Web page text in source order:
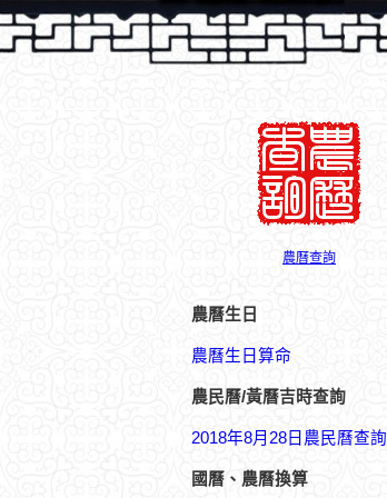
農曆查詢
農曆生日
農曆生日算命
農民曆/黃曆吉時查詢
2018年8月28日農民曆查詢
國曆、農曆換算